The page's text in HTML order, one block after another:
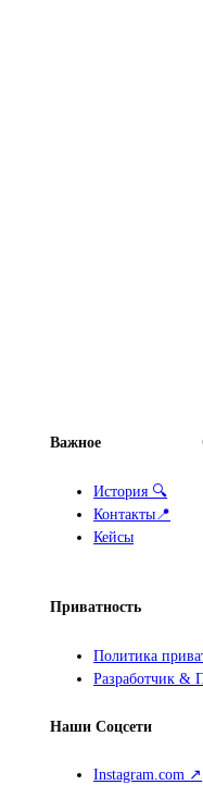
Важное
История 🔍
Контакты📍
Кейсы
Приватность
Политика
Разработчик &
Наши Соцсети
Instagram.com ↗